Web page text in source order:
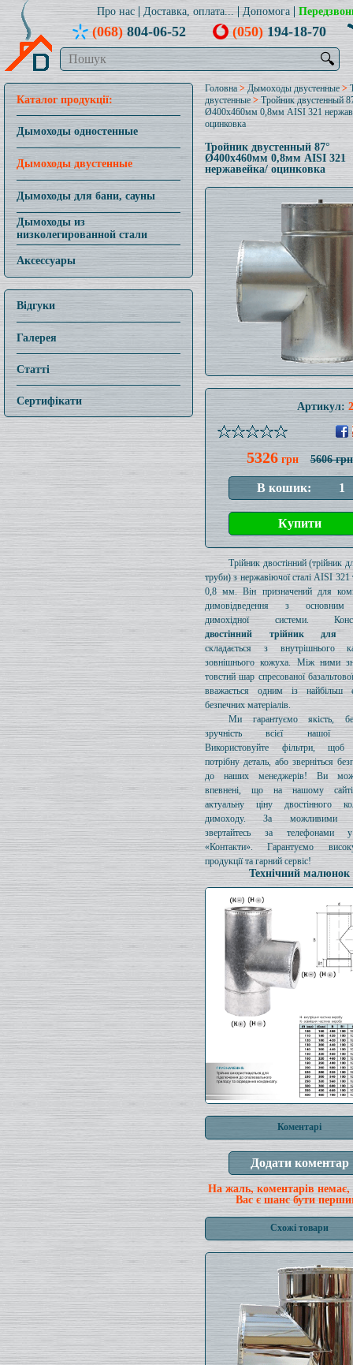
Про нас Доставка, оплата... Допомога
(068)804-06-52 (050)194-18-70
🔍
Каталог продукції:
Дымоходы одностенные
Дымоходы двустенные
Дымоходы для бани, сауны
Дымоходы из
низколегированной стали
Аксессуары
Відгуки
Галерея
Статті
Сертифікати
Головна > Дымоходы двустенные >
двустенные>Тройник двустенный
Ø400x460мм 0,8мм AISI 321
оцинковка
Тройник двустенный 87°
Ø400x460мм 0,8мм AISI 321
нержавейка/ оцинковка
Артикул:
5326грн 5606 грн
Трійник двостінний (трійник
труби) з нержавіючої сталі AISI
0,8 мм. Він призначений для
димовідведення з основним
димохідної системи.
двостінний трійник для
складається з внутрішнього
зовнішнього кожуха. Між ними
товстий шар спресованої
вважається одним із найбільш
безпечних матеріалів.
Ми гарантуємо якість,
зручність всієї нашої
Використовуйте фільтри, щоб
потрібну деталь, або зверніться
до наших менеджерів! Ви
впевнені, що на нашому
актуальну ціну двостінного
димоходу. За можливими
звертайтесь за телефонами
«Контакти». Гарантуємо
продукції та гарний сервіс!
Технічний малюнок
Коментарі
На жаль, коментарів немає,
Вас є шанс бути
Схожі товари